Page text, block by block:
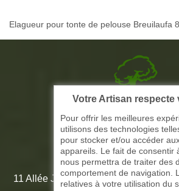
Elagueur pour tonte de pelouse Breuilaufa
Picque
ARTISAN ELAGAGE ET
11 Allée Jean-Marie Amédée
Votre Artisan respecte
Pour offrir les meilleures
utilisons des technologies
pour stocker et/ou accéder
appareils. Le fait de consentir
nous permettra de traiter des
comportement de navigation.
relatives à votre utilisation du